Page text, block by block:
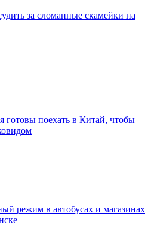
за сломанные скамейки на
готовы поехать в Китай, чтобы
режим в автобусах и магазинах